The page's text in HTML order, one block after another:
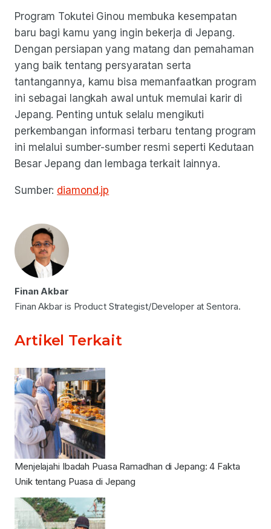
Program Tokutei Ginou membuka kesempatan
baru bagi kamu yang ingin bekerja di Jepang.
Dengan persiapan yang matang dan pemahaman
yang baik tentang persyaratan serta
tantangannya, kamu bisa memanfaatkan program
ini sebagai langkah awal untuk memulai karir di
Jepang. Penting untuk selalu mengikuti
perkembangan informasi terbaru tentang program
ini melalui sumber-sumber resmi seperti Kedutaan
Besar Jepang dan lembaga terkait lainnya.
Sumber: diamond.jp
Finan Akbar
Finan Akbar is Product Strategist/Developer at Sentora.
Artikel Terkait
Menjelajahi Ibadah Puasa Ramadhan di Jepang: 4 Fakta
Unik tentang Puasa di Jepang